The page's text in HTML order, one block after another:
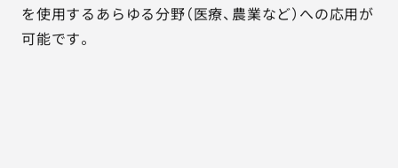
を使用するあらゆる分野（医療、農業など）への応用が
可能です。